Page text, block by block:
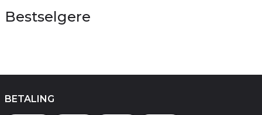
Bestselgere
BETALING